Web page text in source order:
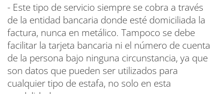
- Este tipo de servicio siempre se cobra a través
de la entidad bancaria donde esté domiciliada la
factura, nunca en metálico. Tampoco se debe
facilitar la tarjeta bancaria ni el número de cuenta
de la persona bajo ninguna circunstancia, ya que
son datos que pueden ser utilizados para
cualquier tipo de estafa, no solo en esta